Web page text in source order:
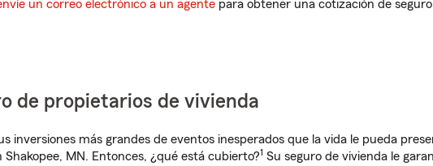
un correo electrónico a un agente para obtener una cotización de
de propietarios de vivienda
inversiones más grandes de eventos inesperados que la vida le pueda
Shakopee, MN. Entonces, ¿qué está cubierto?1 Su seguro de vivienda le